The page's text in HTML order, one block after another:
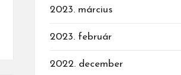
2023. március
2023. február
2022. december